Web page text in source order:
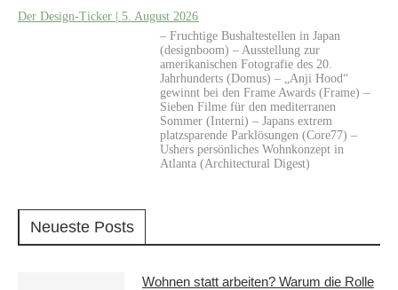
Der Design-Ticker | 5. August 2026
– Fruchtige Bushaltestellen in Japan
(designboom) – Ausstellung zur
amerikanischen Fotografie des 20.
Jahrhunderts (Domus) – „Anji Hood“
gewinnt bei den Frame Awards (Frame) –
Sieben Filme für den mediterranen
Sommer (Interni) – Japans extrem
platzsparende Parklösungen (Core77) –
Ushers persönliches Wohnkonzept in
Atlanta (Architectural Digest)
Neueste Posts
Wohnen statt arbeiten? Warum die Rolle